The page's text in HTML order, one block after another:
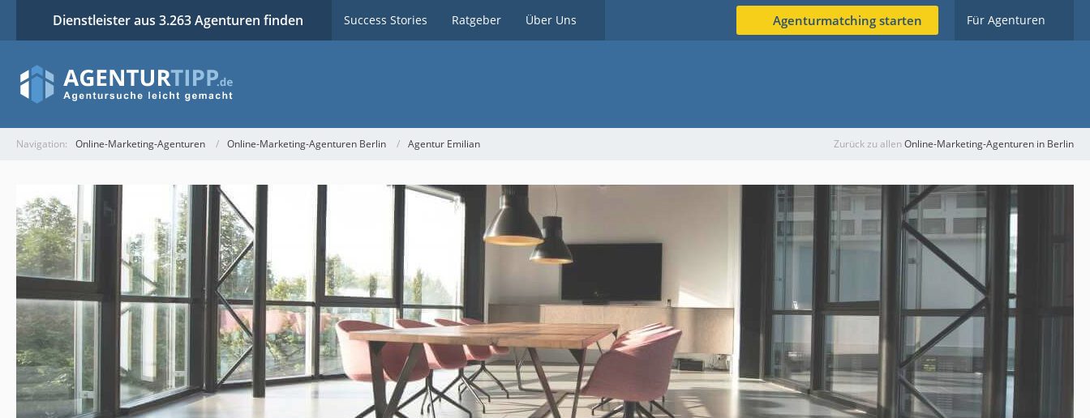
Dienstleister aus 3.263 Agenturen finden Success Stories Ratgeber Über Uns Agenturmatching starten Für Agenturen
Navigation: Online-Marketing-Agenturen Online-Marketing-Agenturen Berlin Agentur Emilian Zurück zu allenOnline-Marketing-Agenturen in Berlin